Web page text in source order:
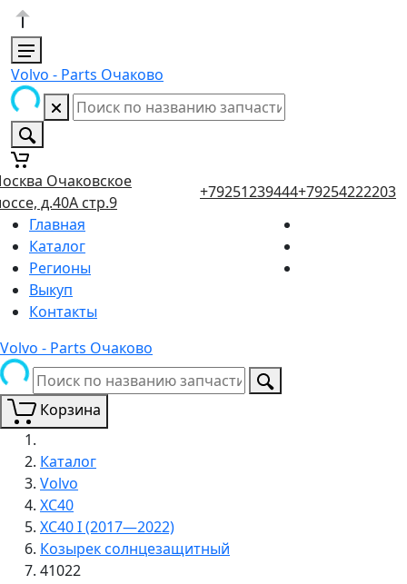
Volvo - Parts Очаково
Очаковское
д.40А стр.9
+79251239444+79254222203
Главная
Каталог
Регионы
Выкуп
Контакты
Volvo - Parts Очаково
Корзина
Каталог
Volvo
XC40
XC40 I (2017—2022)
Козырек солнцезащитный
41022